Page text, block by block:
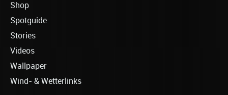
Shop
Spotguide
Stories
Videos
Wallpaper
Wind- & Wetterlinks